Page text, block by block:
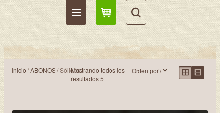
Inicio /ABONOS/ SólidosMostrando todos los
resultados 5